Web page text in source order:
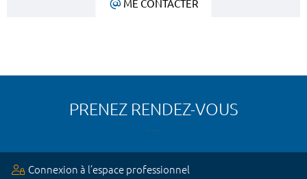
ME CONTACTER
PRENEZ RENDEZ-VOUS
Connexion à l’espace professionnel